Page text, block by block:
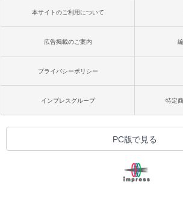
本サイトのご利用について
広告掲載のご案内
プライバシーポリシー
インプレスグループ 特定
PC版で見る